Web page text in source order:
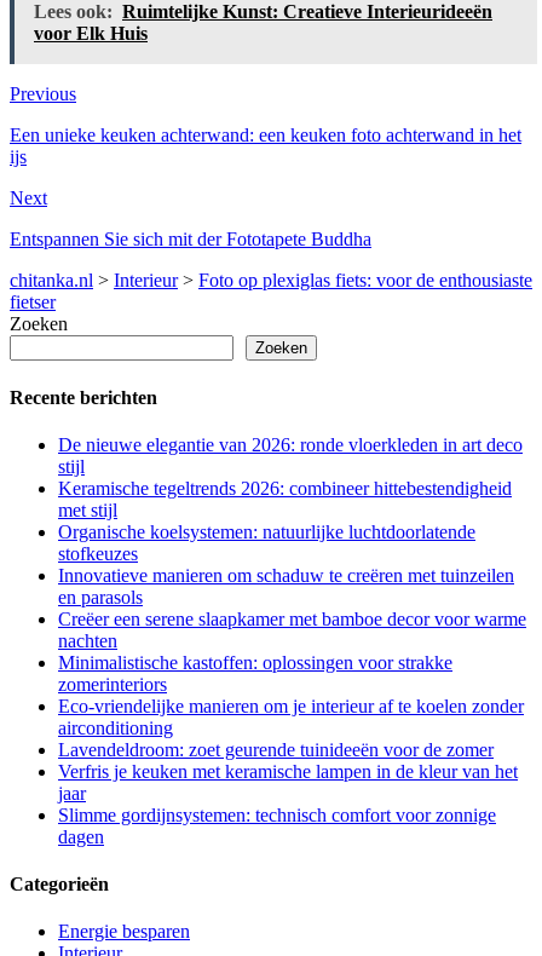
Lees ook: Ruimtelijke Kunst: Creatieve Interieurideeën
voor Elk Huis
Previous
Een unieke keuken achterwand: een keuken foto achterwand in het
ijs
Next
Entspannen Sie sich mit der Fototapete Buddha
chitanka.nl > Interieur> Foto op plexiglas fiets: voor de enthousiaste
fietser
Zoeken
Zoeken
Recente berichten
De nieuwe elegantie van 2026: ronde vloerkleden in art deco
stijl
Keramische tegeltrends 2026: combineer hittebestendigheid
met stijl
Organische koelsystemen: natuurlijke luchtdoorlatende
stofkeuzes
Innovatieve manieren om schaduw te creëren met tuinzeilen
en parasols
Creëer een serene slaapkamer met bamboe decor voor warme
nachten
Minimalistische kastoffen: oplossingen voor strakke
zomerinteriors
Eco-vriendelijke manieren om je interieur af te koelen zonder
airconditioning
Lavendeldroom: zoet geurende tuinideeën voor de zomer
Verfris je keuken met keramische lampen in de kleur van het
jaar
Slimme gordijnsystemen: technisch comfort voor zonnige
dagen
Categorieën
Energie besparen